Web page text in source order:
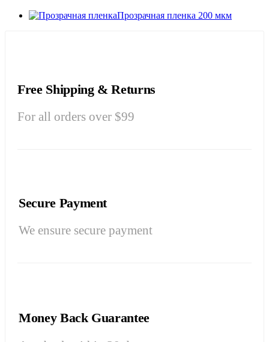
Прозрачная пленка 200 мкм
Free Shipping & Returns
For all orders over $99
Secure Payment
We ensure secure payment
Money Back Guarantee